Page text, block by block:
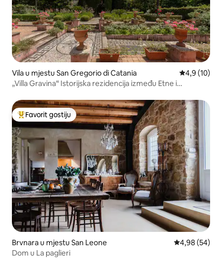
Vila u mjestu San Gregorio di Catania prosječna
4,9 (10)
„Villa Gravina“ Istorijska rezidencija između Etne i
Glavni favorit gostiju
Favorit gostiju
Brvnara u mjestu San Leone prosječna
4,98 (54)
Dom u La paglieri